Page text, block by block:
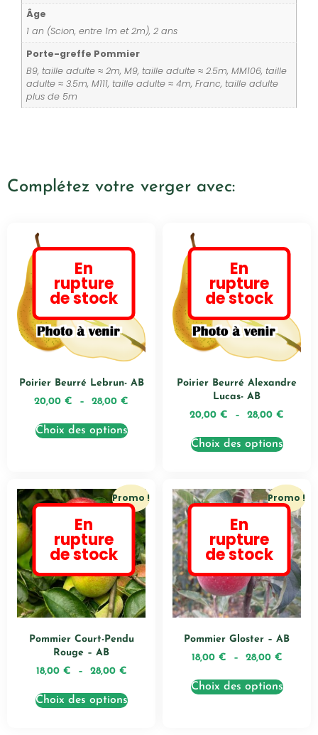
Âge
1 an (Scion, entre 1m et 2m), 2 ans
Porte-greffe Pommier
B9, taille adulte ≈ 2m, M9, taille adulte ≈ 2.5m, MM106, taille
adulte ≈ 3.5m, M111, taille adulte ≈ 4m, Franc, taille adulte
plus de 5m
Complétez votre verger avec:
En
rupture
de stock
Poirier Beurré Lebrun- AB
20,00 € – 28,00 €
Choix des options
En
rupture
de stock
Poirier Beurré Alexandre
Lucas- AB
20,00 € – 28,00 €
Choix des options
En
rupture
de stock
Promo !
Pommier Court-Pendu
Rouge – AB
18,00 € – 28,00 €
Choix des options
En
rupture
de stock
Promo !
Pommier Gloster – AB
18,00 € – 28,00 €
Choix des options